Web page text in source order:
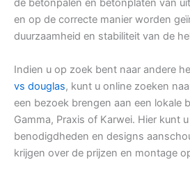
de betonpalen en betonplaten van
en op de correcte manier worden
duurzaamheid en stabiliteit van de
Indien u op zoek bent naar andere
vs douglas, kunt u online zoeken
een bezoek brengen aan een lokale
Gamma, Praxis of Karwei. Hier kunt
benodigdheden en designs
krijgen over de prijzen en montage